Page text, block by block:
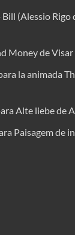
(Alessio
Money de
la animada
Alte liebe de
Paisagem de